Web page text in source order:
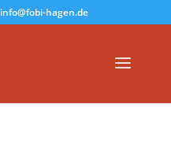
info@fobi-hagen.de